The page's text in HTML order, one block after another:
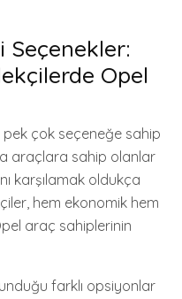
Seçenekler:
Opel
pek çok seçeneğe sahip
araçlara sahip olanlar
karşılamak oldukça
hem ekonomik hem
araç sahiplerinin
farklı opsiyonlar